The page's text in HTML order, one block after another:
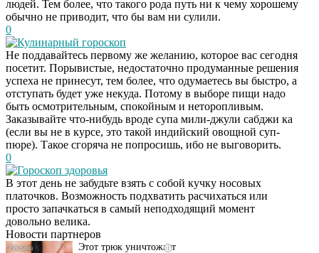
людей. Тем более, что такого рода путь ни к чему хорошему
обычно не приводит, что бы вам ни сулили.
0
Кулинарный гороскоп
Не поддавайтесь первому же желанию, которое вас сегодня
посетит. Порывистые, недостаточно продуманные решения
успеха не принесут, тем более, что одумаетесь вы быстро, а
отступать будет уже некуда. Потому в выборе пищи надо
быть осмотрительным, спокойным и неторопливым.
Заказывайте что-нибудь вроде супа мили-джули сабджи ка
(если вы не в курсе, это такой индийский овощной суп-
пюре). Такое сгоряча не попросишь, ибо не выговорить.
0
Гороскоп здоровья
В этот день не забудьте взять с собой кучку носовых
платочков. Возможность подхватить расчихаться или
просто запачкаться в самый неподходящий момент
довольно велика.
Новости партнеров
Даже самый
запущенный грибок
исчезнет с корнем,
если перед сном…
i
Этот трюк уничтожает